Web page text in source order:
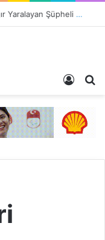
Ortopedik Engelli Bireyi Darbedip Ağır Yaralayan Şüpheli Tutuklandı
Giriş